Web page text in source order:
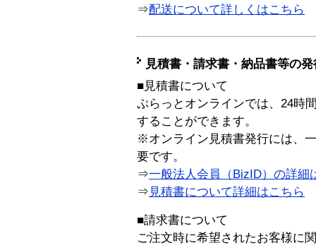
⇒配送について詳しくはこちら
見積書・請求書・納品書等の
■見積書について
ぷらっとオンラインでは、24時
することができます。
※オンライン見積書発行には、
要です。
⇒一般法人会員（BizID）の詳細
⇒ 見積書について詳細はこちら
■請求書について
ご注文時に希望されたお客様に